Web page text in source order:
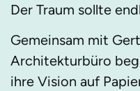
Der Traum sollte
Gemeinsam mit
Architekturbüro
ihre Vision auf